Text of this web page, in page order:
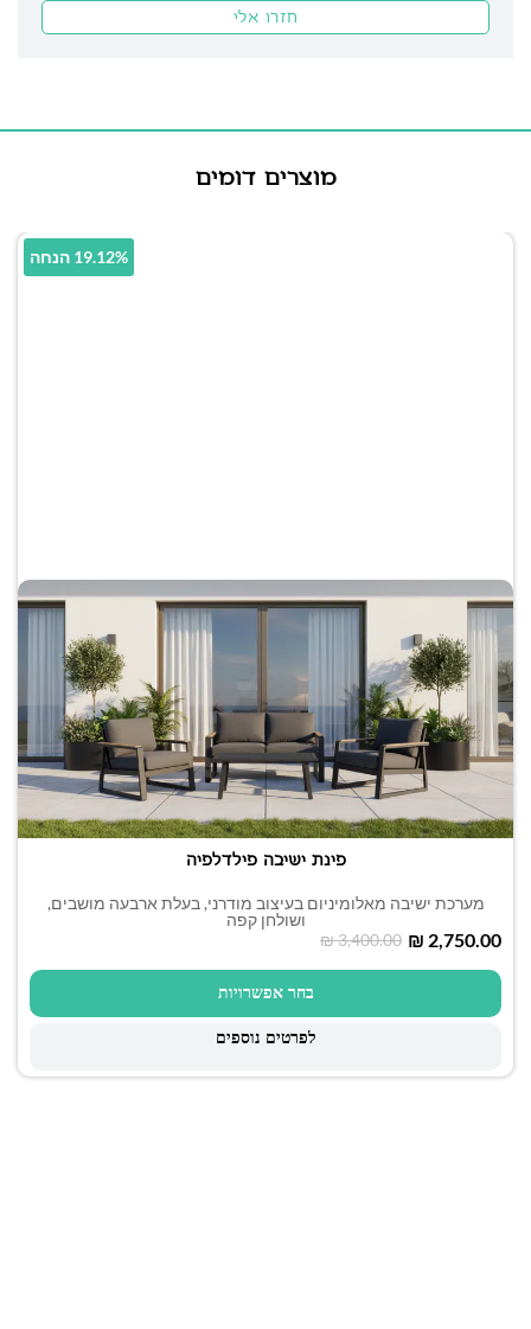
מוצרים דומים
19.12% הנחה
פינת ישיבה פילדלפיה
מערכת ישיבה מאלומיניום בעיצוב מודרני, בעלת ארבעה מושבים,
ושולחן קפה
₪3,400.00 ₪ 2,750.00
בחר אפשרויות
לפרטים נוספים